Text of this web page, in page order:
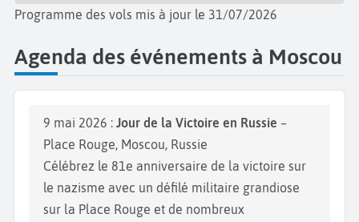
Programme des vols mis à jour le 31/07/2026
Agenda des événements à Moscou
9 mai 2026 : Jour de la Victoire en Russie –
Place Rouge, Moscou, Russie
Célébrez le 81e anniversaire de la victoire sur
le nazisme avec un défilé militaire grandiose
sur la Place Rouge et de nombreux